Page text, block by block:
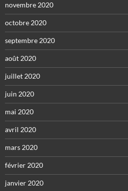
novembre 2020
octobre 2020
septembre 2020
août 2020
juillet 2020
juin 2020
mai 2020
avril 2020
mars 2020
février 2020
janvier 2020